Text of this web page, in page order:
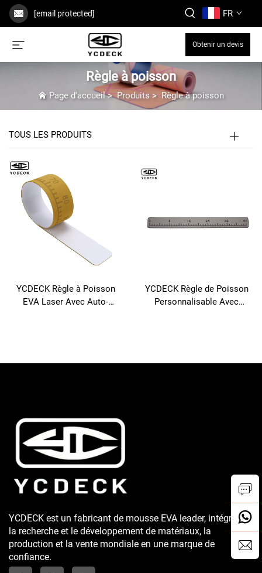
[email protected] FR
Obtenir un devis
Règle à poisson
Page d'accueil>Produits > Règle à poisson
TOUS LES PRODUITS
YCDECK Règle à Poisson
EVA Laser Avec Auto-
YCDECK Règle de Poisson
Personnalisable Avec
YCDECK est un fabricant de mousse EVA leader, intégrant
la recherche et le développement de matériaux, la
production et la vente mondiale en une marque de
confiance.